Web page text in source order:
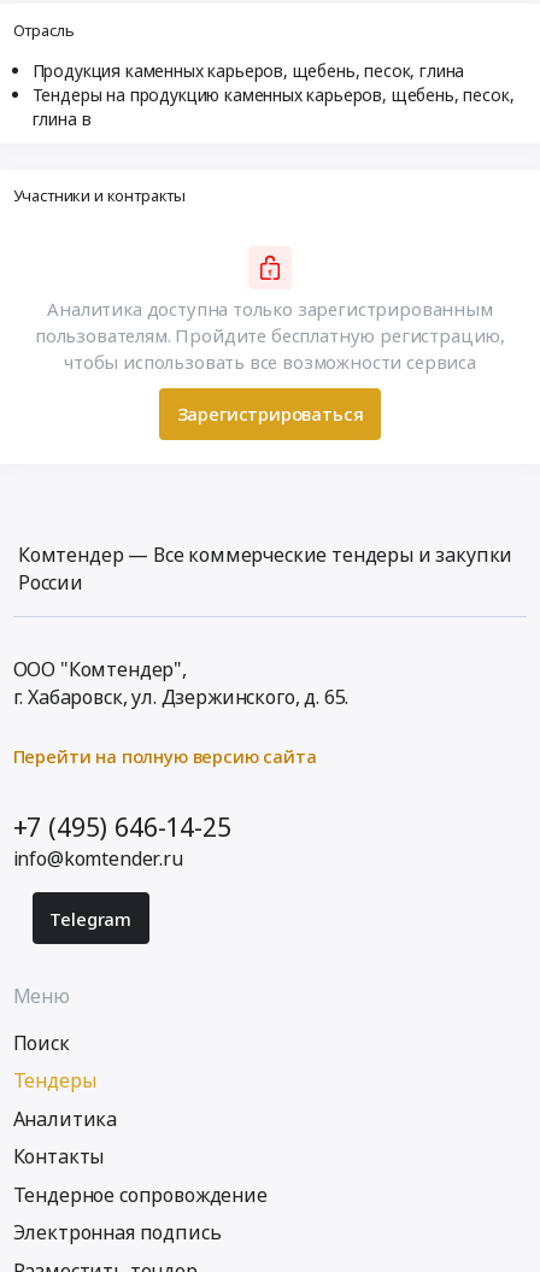
Отрасль
Продукция каменных карьеров, щебень, песок, глина
Тендеры на продукцию каменных карьеров, щебень, песок,
глина в
Участники и контракты
Аналитика доступна только зарегистрированным
пользователям. Пройдите бесплатную регистрацию,
чтобы использовать все возможности сервиса
Зарегистрироваться
Комтендер — Все коммерческие тендеры и закупки
России
ООО "Комтендер",
г. Хабаровск,ул. Дзержинского, д. 65.
Перейти на полную версию сайта
+7 (495) 646-14-25
info@komtender.ru
Telegram
Меню
Поиск
Тендеры
Аналитика
Контакты
Тендерное сопровождение
Электронная подпись